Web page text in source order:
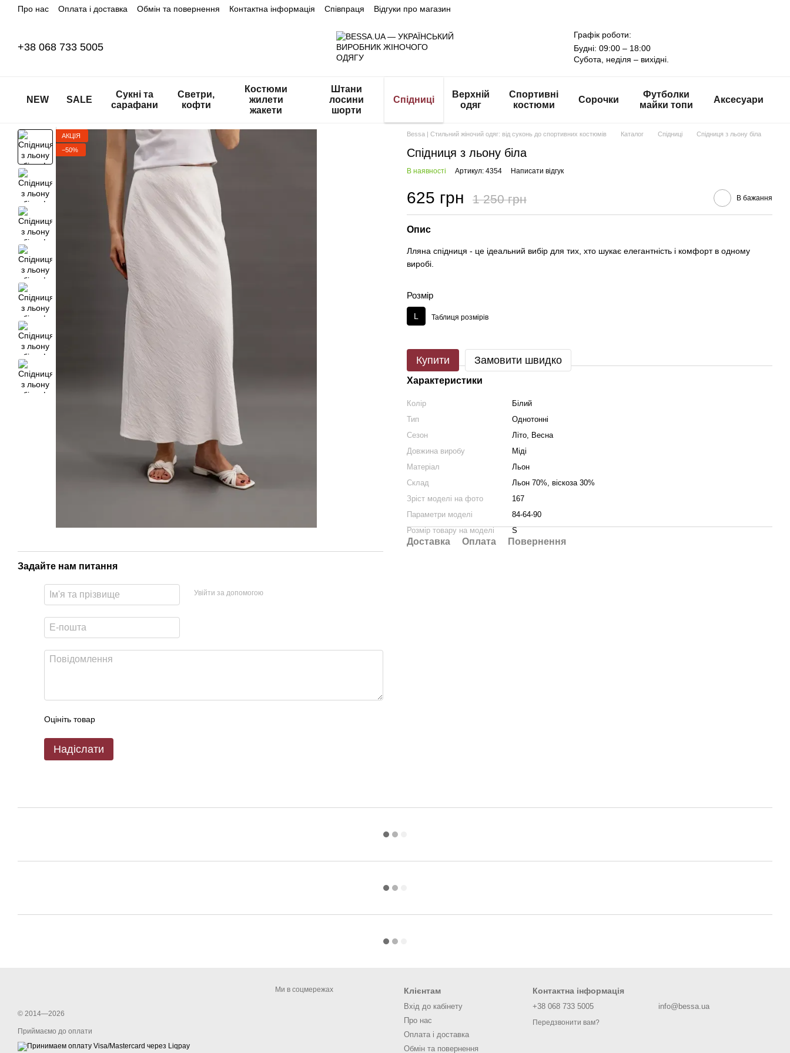
Перейти до основного контенту
Про нас Оплата і доставка Обмін та повернення Контактна інформація Співпраця Відгуки про магазин
+38 068 733 5005
Графік роботи:
Будні: 09:00 – 18:00
Субота, неділя – вихідні.
NEW SALE
Сукні та
сарафани
Светри,
кофти
Костюми
жилети
жакети
Штани
лосини
шорти
Спідниці
Верхній
одяг
Спортивні
костюми
Сорочки
Футболки
майки топи
Аксесуари
АКЦІЯ
−50%
Задайте нам питання
Увійти за допомогою
Оцініть товар
Надіслати
Bessa | Стильний жіночий одяг: від суконь до спортивних костюмів Каталог Спідниці Спідниця з льону біла
Спідниця з льону біла
В наявності Артикул: 4354 Написати відгук
625 грн 1 250 грн В бажання
Опис
Лляна спідниця - це ідеальний вибір для тих, хто шукає елегантність і комфорт в одному
виробі.
Розмір
L Таблиця розмірів
Купити Замовити швидко
Характеристики
Колір
Білий
Тип
Однотонні
Сезон
Літо, Весна
Довжина виробу
Міді
Матеріал
Льон
Склад
Льон 70%, віскоза 30%
Зріст моделі на фото
167
Параметри моделі
84-64-90
Розмір товару на моделі
S
Доставка Оплата Повернення
© 2014—2026
Приймаємо до оплати
Ми в соцмережах Клієнтам
Вхід до кабінету
Про нас
Оплата і доставка
Обмін та повернення
Контактна інформація
+38 068 733 5005
Передзвонити вам?
info@bessa.ua